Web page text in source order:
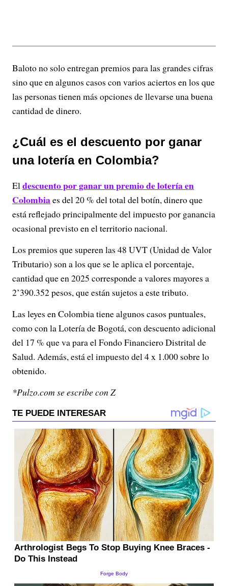
Baloto no solo entregan premios para las grandes cifras
sino que en algunos casos con varios aciertos en los que
las personas tienen más opciones de llevarse una buena
cantidad de dinero.
¿Cuál es el descuento por ganar
una lotería en Colombia?
Eldescuento por ganar un premio de lotería en
Colombiaes del 20 % del total del botín, dinero que
está reflejado principalmente del impuesto por ganancia
ocasional previsto en el territorio nacional.
Los premios que superen las 48 UVT (Unidad de Valor
Tributario) son a los que se le aplica el porcentaje,
cantidad que en 2025 corresponde a valores mayores a
2’390.352 pesos, que están sujetos a este tributo.
Las leyes en Colombia tiene algunos casos puntuales,
como con la Lotería de Bogotá, con descuento adicional
del 17 % que va para el Fondo Financiero Distrital de
Salud. Además, está el impuesto del 4 x 1.000 sobre lo
obtenido.
*Pulzo.com se escribe con Z